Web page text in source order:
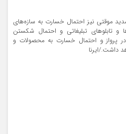
موقتی نیز احتمال خسارت به سازه‌های
و تابلوهای تبلیغاتی و احتمال شکستن
پرواز و احتمال خسارت به محصولات و
داشت./ایرنا